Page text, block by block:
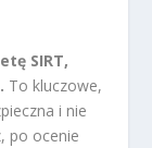
SIRT,
To kluczowe,
i nie
po ocenie